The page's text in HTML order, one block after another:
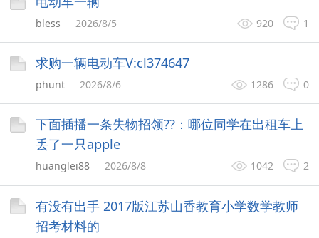
1
920
bless 2026/8/5
求购一辆电动车V:cl374647
0
1286
phunt 2026/8/6
下面插播一条失物招领??：哪位同学在出租车上
丢了一只apple
2
1042
huanglei88 2026/8/8
有没有出手 2017版江苏山香教育小学数学教师
招考材料的